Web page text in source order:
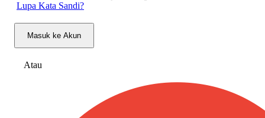
Lupa Kata Sandi?
Masuk ke Akun
Atau